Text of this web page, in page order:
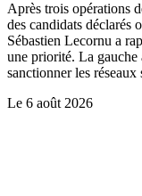
Après trois opérations
des candidats déclarés
Sébastien Lecornu a
une priorité. La gauche
sanctionner les
Le 6 août 2026